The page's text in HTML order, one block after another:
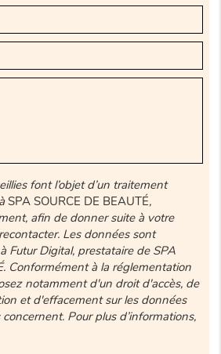
font l’objet d’un traitement
SPA SOURCE DE BEAUTÉ,
afin de donner suite à votre
Les données sont
Futur Digital, prestataire de SPA
Conformément à la réglementation
notamment d'un droit d'accès, de
et d'effacement sur les données
Pour plus d’informations,